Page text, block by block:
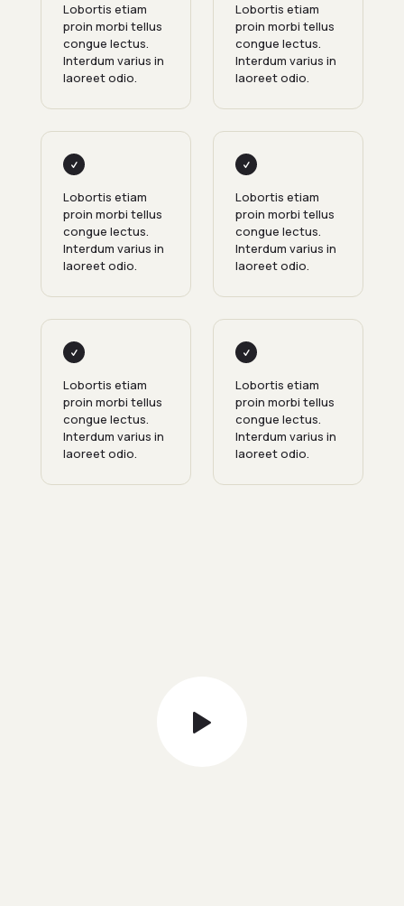
Lobortis etiam
proin morbi tellus
congue lectus.
Interdum varius in
laoreet odio.
Lobortis etiam
proin morbi tellus
congue lectus.
Interdum varius in
laoreet odio.
Lobortis etiam
proin morbi tellus
congue lectus.
Interdum varius in
laoreet odio.
Lobortis etiam
proin morbi tellus
congue lectus.
Interdum varius in
laoreet odio.
Lobortis etiam
proin morbi tellus
congue lectus.
Interdum varius in
laoreet odio.
Lobortis etiam
proin morbi tellus
congue lectus.
Interdum varius in
laoreet odio.